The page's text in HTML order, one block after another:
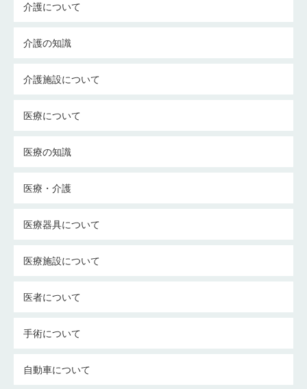
介護について
介護の知識
介護施設について
医療について
医療の知識
医療・介護
医療器具について
医療施設について
医者について
手術について
自動車について